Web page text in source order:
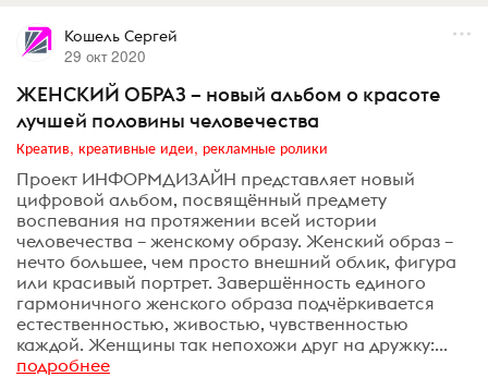
Кошель Сергей
29 окт 2020
ЖЕНСКИЙ ОБРАЗ – новый альбом о красоте
лучшей половины человечества
Креатив, креативные идеи, рекламные ролики
Проект ИНФОРМДИЗАЙН представляет новый
цифровой альбом, посвящённый предмету
воспевания на протяжении всей истории
человечества – женскому образу. Женский образ –
нечто большее, чем просто внешний облик, фигура
или красивый портрет. Завершённость единого
гармоничного женского образа подчёркивается
естественностью, живостью, чувственностью
каждой. Женщины так непохожи друг на дружку:...
подробнее